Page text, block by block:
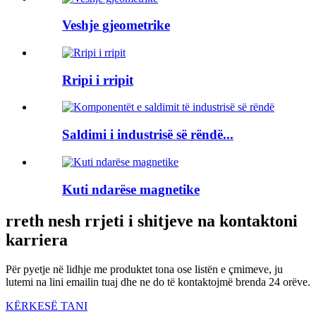
Veshje gjeometrike
Rripi i rripit
Saldimi i industrisë së rëndë...
Kuti ndarëse magnetike
rreth nesh rrjeti i shitjeve na kontaktoni
karriera
Për pyetje në lidhje me produktet tona ose listën e çmimeve, ju
lutemi na lini emailin tuaj dhe ne do të kontaktojmë brenda 24 orëve.
KËRKESË TANI